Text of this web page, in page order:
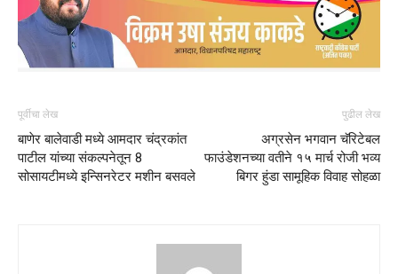
पूर्वीचा लेख
बाणेर बालेवाडी मध्ये आमदार चंद्रकांत
पाटील यांच्या संकल्पनेतून 8
सोसायटीमध्ये इन्सिनरेटर मशीन बसवले
पुढील लेख
अग्रसेन भगवान चॅरिटेबल
फाउंडेशनच्या वतीने १५ मार्च रोजी भव्य
बिगर हुंडा सामूहिक विवाह सोहळा